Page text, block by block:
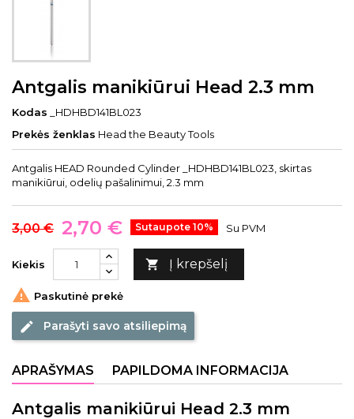
Antgalis manikiūrui Head 2.3 mm
Kodas
_HDHBD141BL023
Prekės ženklas Head the Beauty Tools
Antgalis HEAD Rounded Cylinder _HDHBD141BL023, skirtas
manikiūrui, odelių pašalinimui, 2.3 mm
3,00 € 2,70 € Sutaupote 10% Su PVM
Kiekis  Į krepšelį
 Paskutinė prekė
edit Parašyti savo atsiliepimą
APRAŠYMAS PAPILDOMA INFORMACIJA
Antgalis manikiūrui Head 2.3 mm